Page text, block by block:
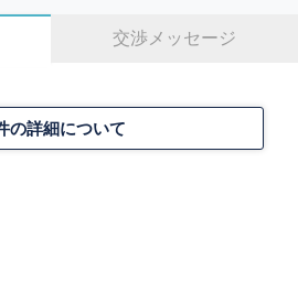
交渉メッセージ
の詳細について